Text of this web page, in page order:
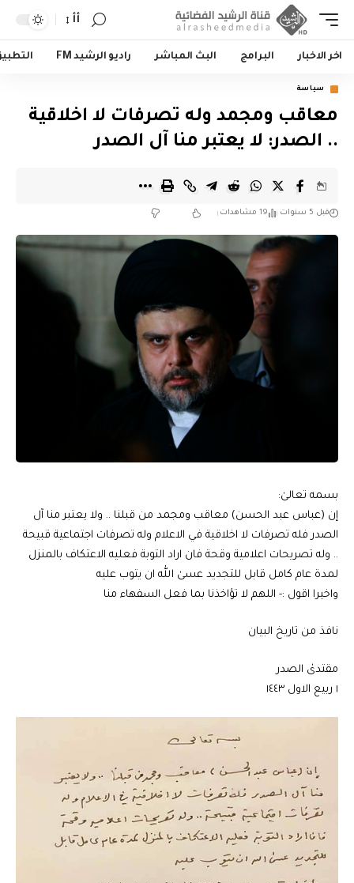
أأ
اخر الاخبار البرامج البث المباشر راديو الرشيد FM
سياسة
معاقب ومجمد وله تصرفات لا اخلاقية
.. الصدر: لا يعتبر منا آل الصدر
قبل 5 سنوات 19 مشاهدات
بسمه تعالىٰ:
إن (عباس عبد الحسن) معاقب ومجمد من قبلنا .. ولا يعتبر منا آل
الصدر فله تصرفات لا اخلاقية في الاعلام وله تصرفات اجتماعية قبيحة
.. وله تصريحات اعلامية وقحة فان اراد التوبة فعليه الاعتكاف بالمنزل
لمدة عام كامل قابل للتجديد عسىٰ الله ان يتوب عليه
واخيرا اقول :- اللهم لا تؤاخذنا بما فعل السفهاء منا
نافذ من تاريخ البيان
مقتدىٰ الصدر
١ ربيع الاول ١٤٤٣